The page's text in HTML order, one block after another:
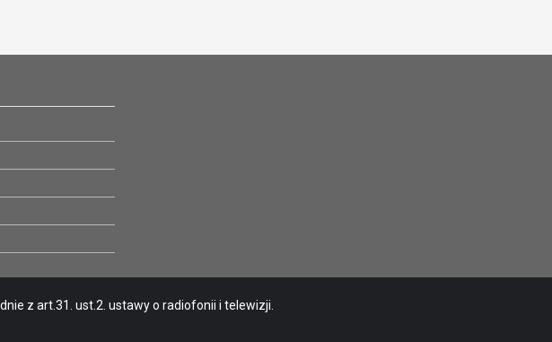
z art.31. ust.2. ustawy o radiofonii i telewizji.